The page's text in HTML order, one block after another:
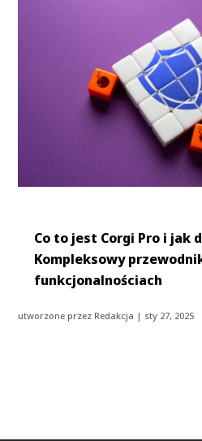
Co to jest Corgi Pro i jak
Kompleksowy
funkcjonalnościach
utworzone przezRedakcja | sty 27, 2025